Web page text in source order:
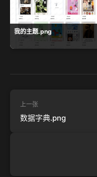
我的主题.png
上一张
数据字典.png